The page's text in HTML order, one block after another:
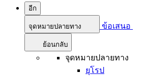
อีก
จุดหมายปลายทาง ข้อเสนอ
ย้อนกลับ
จุดหมายปลายทาง
ยุโรป